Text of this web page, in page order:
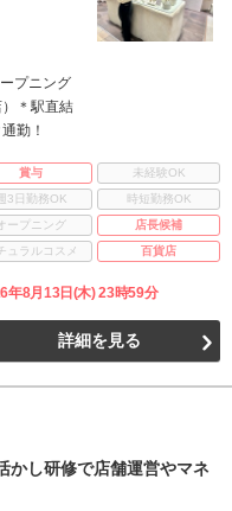
プニング
＊駅直結
勤！
賞与
未経験OK
3日勤務OK
時短勤務OK
ープニング
店長候補
ュラルコスメ 百貨店
8月13日(木) 23時59分
詳細を見る
かし研修で店舗運営やマネ